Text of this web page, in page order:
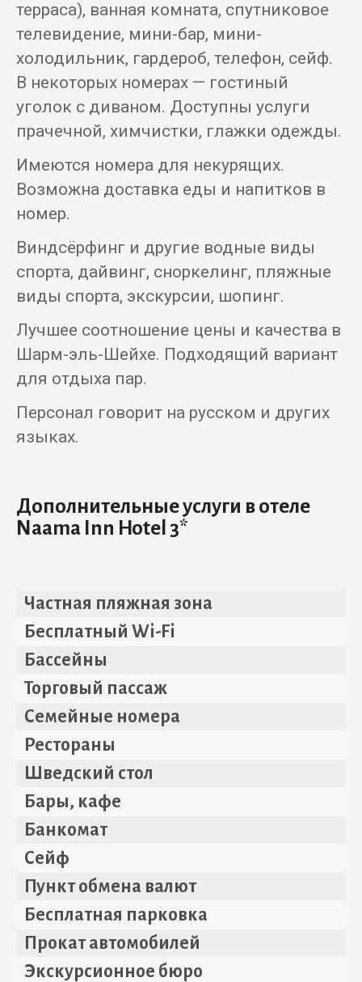
терраса), ванная комната, спутниковое
телевидение, мини-бар, мини-
холодильник, гардероб, телефон, сейф.
В некоторых номерах — гостиный
уголок с диваном. Доступны услуги
прачечной, химчистки, глажки одежды.
Имеются номера для некурящих.
Возможна доставка еды и напитков в
номер.
Виндсёрфинг и другие водные виды
спорта, дайвинг, сноркелинг, пляжные
виды спорта, экскурсии, шопинг.
Лучшее соотношение цены и качества в
Шарм-эль-Шейхе. Подходящий вариант
для отдыха пар.
Персонал говорит на русском и других
языках.
Дополнительные услуги в отеле
Naama Inn Hotel 3*
Частная пляжная зона
Бесплатный Wi-Fi
Бассейны
Торговый пассаж
Семейные номера
Рестораны
Шведский стол
Бары, кафе
Банкомат
Сейф
Пункт обмена валют
Бесплатная парковка
Прокат автомобилей
Экскурсионное бюро